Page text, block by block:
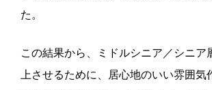
た。
この結果から、ミドルシニア／シニア
上させるために、居心地のいい雰囲気